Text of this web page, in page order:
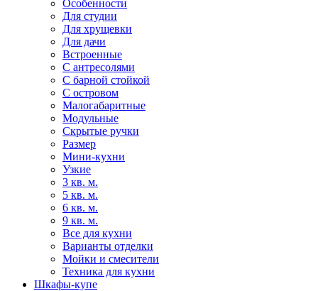
Особенности
Для студии
Для хрущевки
Для дачи
Встроенные
С антресолями
С барной стойкой
С островом
Малогабаритные
Модульные
Скрытые ручки
Размер
Мини-кухни
Узкие
3 кв. м.
5 кв. м.
6 кв. м.
9 кв. м.
Все для кухни
Варианты отделки
Мойки и смесители
Техника для кухни
Шкафы-купе